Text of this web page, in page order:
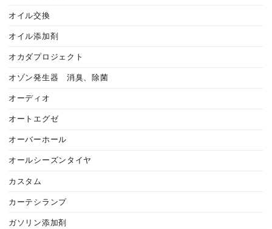
オイル交換
オイル添加剤
オカダプロジェクト
オゾン発生器 消臭、除菌
オーディオ
オートエグゼ
オーバーホール
オールシーズンタイヤ
カスタム
カーテシランプ
ガソリン添加剤